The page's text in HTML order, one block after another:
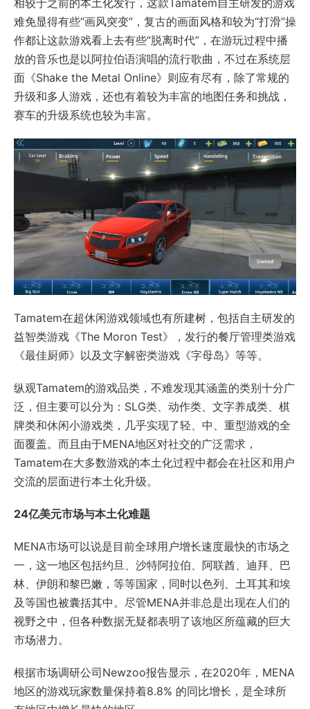
难免显得有些“画风突变”，复古的画面风格和较为“打滑”操
作都让这款游戏看上去有些“脱离时代”，在游玩过程中播
放的音乐也是以阿拉伯语演唱的流行歌曲，不过在系统层
面《Shake the Metal Online》则应有尽有，除了常规的
升级和多人游戏，还也有着较为丰富的地图任务和挑战，
赛车的升级系统也较为丰富。
Tamatem在超休闲游戏领域也有所建树，包括自主研发的
益智类游戏《The Moron Test》，发行的餐厅管理类游戏
《最佳厨师》以及文字解密类游戏《字母岛》等等。
纵观Tamatem的游戏品类，不难发现其涵盖的类别十分广
泛，但主要可以分为：SLG类、动作类、文字养成类、棋
牌类和休闲小游戏类，几乎实现了轻、中、重型游戏的全
面覆盖。而且由于MENA地区对社交的广泛需求，
Tamatem在大多数游戏的本土化过程中都会在社区和用户
交流的层面进行本土化升级。
24亿美元市场与本土化难题
MENA市场可以说是目前全球用户增长速度最快的市场之
一，这一地区包括约旦、沙特阿拉伯、阿联酋、迪拜、巴
林、伊朗和黎巴嫩，等等国家，同时以色列、土耳其和埃
及等国也被囊括其中。尽管MENA并非总是出现在人们的
视野之中，但各种数据无疑都表明了该地区所蕴藏的巨大
市场潜力。
根据市场调研公司Newzoo报告显示，在2020年，MENA
地区的游戏玩家数量保持着8.8% 的同比增长，是全球所
有地区中增长最快的地区。